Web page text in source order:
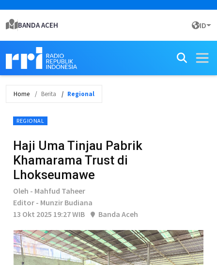
BANDA ACEH ID
Home Berita Regional
REGIONAL
Haji Uma Tinjau Pabrik
Khamarama Trust di
Lhokseumawe
Oleh - Mahfud Taheer
Editor - Munzir Budiana
13 Okt 2025 19:27 WIB
Banda Aceh